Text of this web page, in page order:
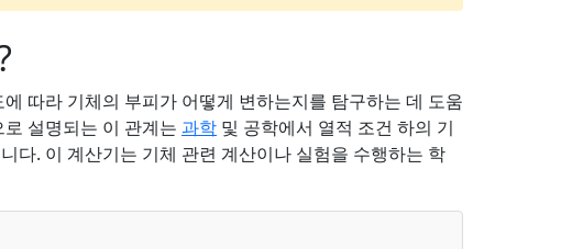
따라 기체의 부피가 어떻게 변하는지를 탐구하는 데 도움
설명되는 이 관계는 과학 및 공학에서 열적 조건 하의 기
다. 이 계산기는 기체 관련 계산이나 실험을 수행하는 학